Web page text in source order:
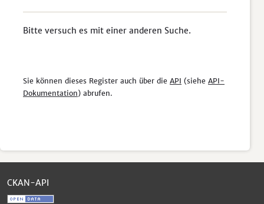
Bitte versuch es mit einer anderen Suche.
Sie können dieses Register auch über die API (siehe API-
Dokumentation) abrufen.
CKAN-API